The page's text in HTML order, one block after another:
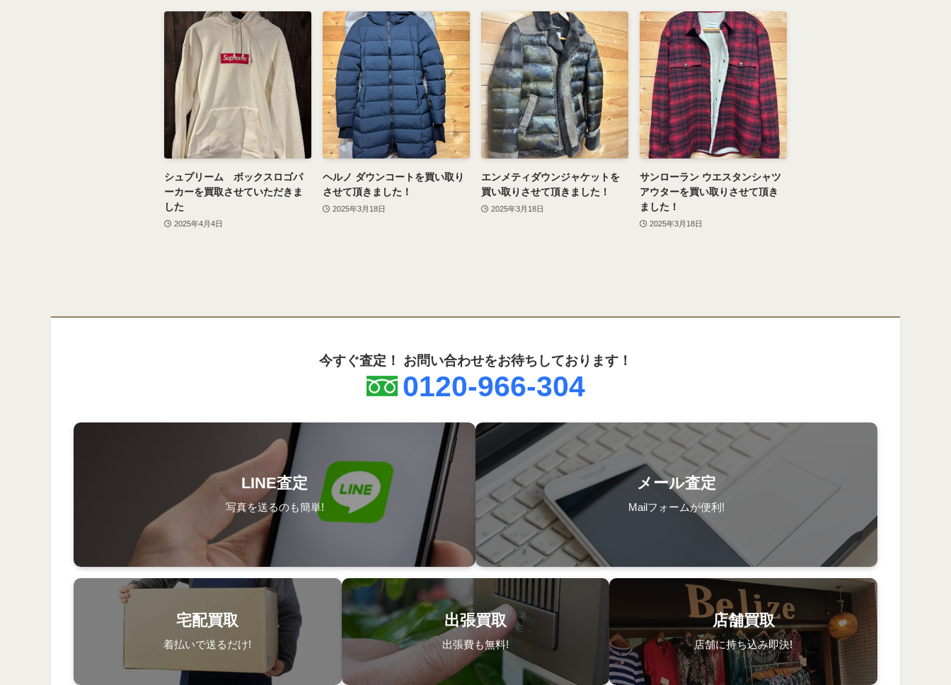
シュプリーム ボックスロゴパ
ーカーを買取させていただきま
した
2025年4月4日
ヘルノ ダウンコートを買い取り
させて頂きました！
2025年3月18日
エンメティダウンジャケットを
買い取りさせて頂きました！
2025年3月18日
サンローラン ウエスタンシャツ
アウターを買い取りさせて頂き
ました！
2025年3月18日
今すぐ査定！ お問い合わせをお待ちしております！
0120-966-304
LINE査定
写真を送るのも簡単!
メール査定
Mailフォームが便利!
宅配買取
着払いで送るだけ!
出張買取
出張費も無料!
店舗買取
店舗に持ち込み即決!